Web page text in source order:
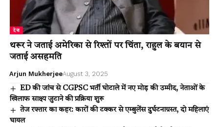
देश
थरूर ने जताई अमेरिका से रिश्तों पर चिंता, राहुल के बयान से
जताई असहमति
Arjun MukherjeeAugust 3, 2025
ED की जांच से CGPSC भर्ती घोटाले में नए मोड़ की उम्मीद, नेताओं के
खिलाफ साक्ष्य जुटाने की प्रक्रिया शुरू
तेज रफ्तार का कहर: कारों की टक्कर से एम्बुलेंस दुर्घटनाग्रस्त, दो महिलाएं
घायल